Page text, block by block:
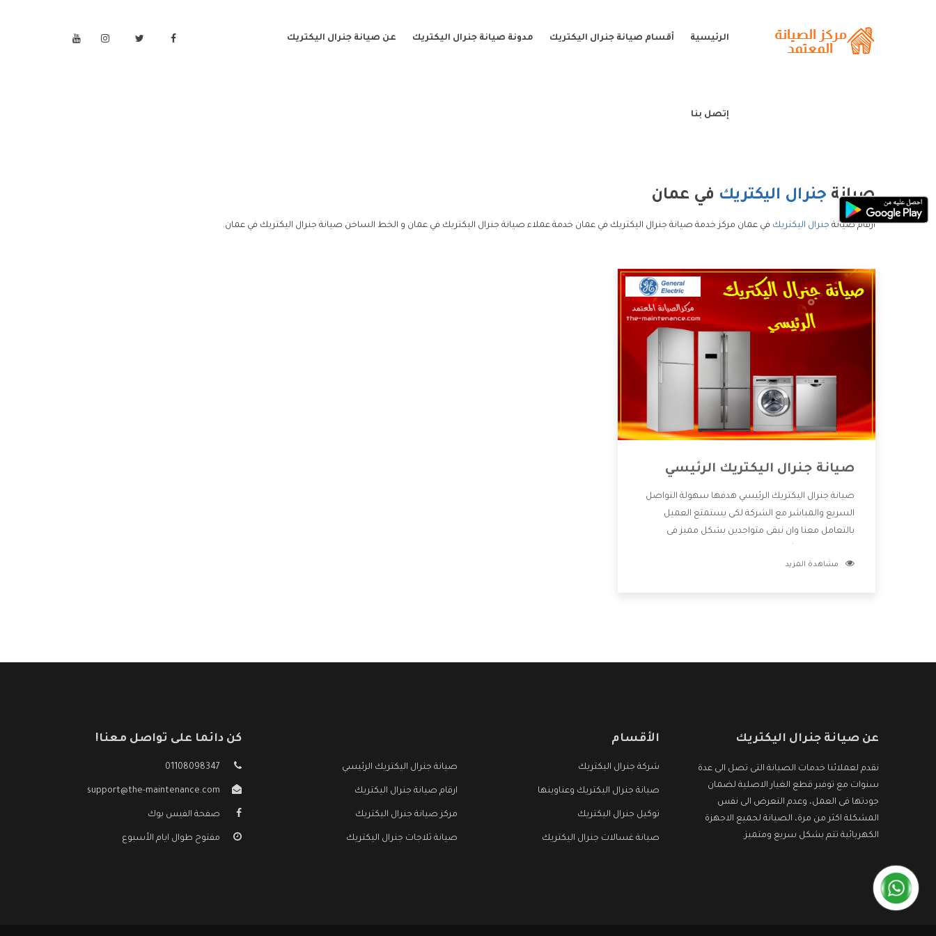
الرئيسية أقسام صيانة جنرال اليكتريك مدونة صيانة جنرال اليكتريك عن صيانة جنرال اليكتريك
إتصل بنا
صيانة جنرال اليكتريك في عمان
ارقام صيانة جنرال اليكتريك في عمان مركز خدمة صيانة جنرال اليكتريك في عمان خدمة عملاء صيانة جنرال اليكتريك في عمان و الخط الساخن صيانة جنرال اليكتريك في عمان.
صيانة جنرال اليكتريك الرئيسي
صيانة جنرال اليكتريك الرئيسي هدفها سهولة التواصل
السريع والمباشر مع الشركة لكى يستمتع العميل
بالتعامل معنا وان نبقى متواجدين بشكل مميز فى
للعميل وان يستمتع بالخدمات التى تنفرد الشركة بها
مشاهدة المزيد
عن صيانة جنرال اليكتريك
نقدم لعملائنا خدمات الصيانة التى تصل الى عدة
سنوات مع توفير قطع الغيار الاصلية لضمان
جودتها فى العمل، وعدم التعرض الى نفس
المشكلة اكثر من مرة، الصيانة لجميع الاجهزة
الكهربائية تتم بشكل سريع ومتميز.
الأقسام
شركة جنرال اليكتريك صيانة جنرال اليكتريك الرئيسي
صيانة جنرال اليكتريك وعناوينها ارقام صيانة جنرال اليكتريك
توكيل جنرال اليكتريك مركز صيانة جنرال اليكتريك
صيانة غسالات جنرال اليكتريك صيانة ثلاجات جنرال اليكتريك
كن دائما على تواصل معنا!
01108098347
support@the-maintenance.com
صفحة الفيس بوك
مفتوح طوال ايام الأسبوع